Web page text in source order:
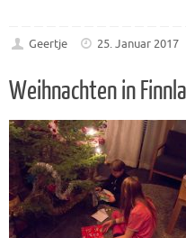
Geertje 25. Januar 2017
Weihnachten in